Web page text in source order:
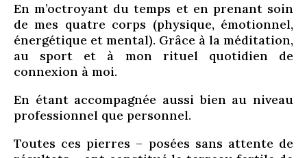
En m’octroyant du temps et en prenant soin
de mes quatre corps (physique, émotionnel,
énergétique et mental). Grâce à la méditation,
au sport et à mon rituel quotidien de
connexion à moi.
En étant accompagnée aussi bien au niveau
professionnel que personnel.
Toutes ces pierres – posées sans attente de